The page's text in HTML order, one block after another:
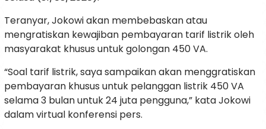
Teranyar, Jokowi akan membebaskan atau
mengratiskan kewajiban pembayaran tarif listrik oleh
masyarakat khusus untuk golongan 450 VA.
“Soal tarif listrik, saya sampaikan akan menggratiskan
pembayaran khusus untuk pelanggan listrik 450 VA
selama 3 bulan untuk 24 juta pengguna,” kata Jokowi
dalam virtual konferensi pers.